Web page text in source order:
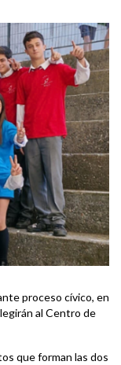
proceso cívico, en
al Centro de
que forman las dos